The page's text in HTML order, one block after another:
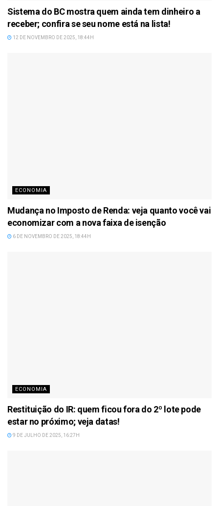
Sistema do BC mostra quem ainda tem dinheiro a
receber; confira se seu nome está na lista!
12 DE NOVEMBRO DE 2025, 18:44H
ECONOMIA
Mudança no Imposto de Renda: veja quanto você vai
economizar com a nova faixa de isenção
6 DE NOVEMBRO DE 2025, 18:44H
ECONOMIA
Restituição do IR: quem ficou fora do 2º lote pode
estar no próximo; veja datas!
9 DE JULHO DE 2025, 16:27H